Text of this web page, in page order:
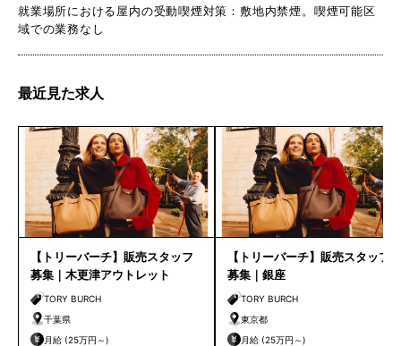
就業場所における屋内の受動喫煙対策：敷地内禁煙。喫煙可能区
域での業務なし
最近見た求人
【トリーバーチ】販売スタッフ
募集｜木更津アウトレット
TORY BURCH
千葉県
月給 (25万円～)
【トリーバーチ】販売スタッフ
募集｜銀座
TORY BURCH
東京都
月給 (25万円～)